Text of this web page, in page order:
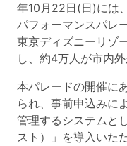
年10月22日(日)には
パフォーマンスパレ
東京ディズニーリゾ
し、約4万人が市内外
本パレードの開催に
られ、事前申込みに
管理するシステムと
スト）」を導入いた